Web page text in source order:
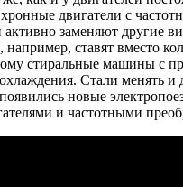
двигатели с
активно заменяют другие
например, ставят вместо
стиральные машины с
Стали менять и
новые
и частотными